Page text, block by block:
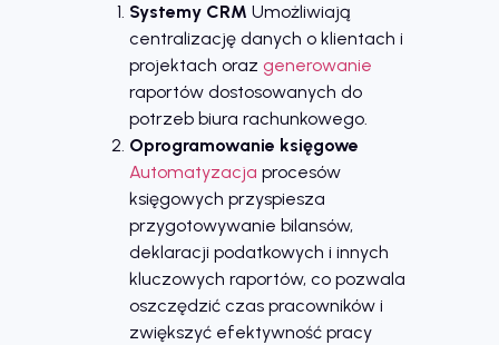
Systemy CRM Umożliwiają
centralizację danych o klientach i
projektach oraz generowanie
raportów dostosowanych do
potrzeb biura rachunkowego.
Oprogramowanie księgowe
Automatyzacja procesów
księgowych przyspiesza
przygotowywanie bilansów,
deklaracji podatkowych i innych
kluczowych raportów, co pozwala
oszczędzić czas pracowników i
zwiększyć efektywność pracy